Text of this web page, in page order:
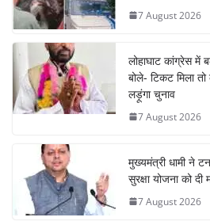
7 August 2026
लोहाघाट कांग्रेस में
बोले- टिकट मिला तो
लड़ूंगा चुनाव
7 August 2026
मुख्यमंत्री धामी ने
सुरक्षा योजना को दी
7 August 2026